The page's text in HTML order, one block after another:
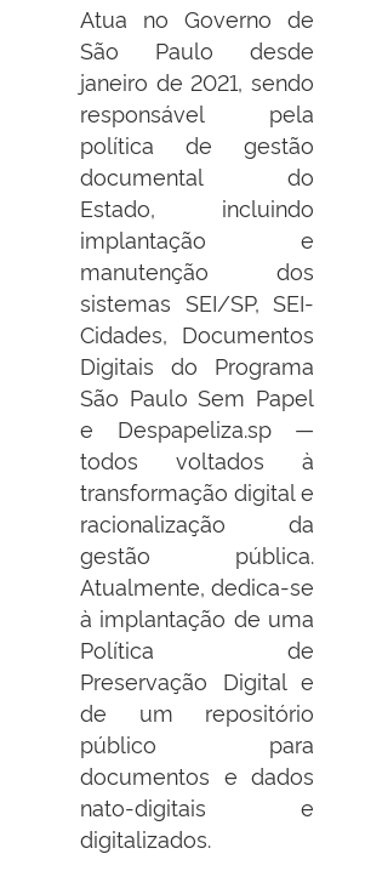
Atua no Governo de
São Paulo desde
janeiro de 2021, sendo
responsável pela
política de gestão
documental do
Estado, incluindo
implantação e
manutenção dos
sistemas SEI/SP, SEI-
Cidades, Documentos
Digitais do Programa
São Paulo Sem Papel
e Despapeliza.sp —
todos voltados à
transformação digital e
racionalização da
gestão pública.
Atualmente, dedica-se
à implantação de uma
Política de
Preservação Digital e
de um repositório
público para
documentos e dados
nato-digitais e
digitalizados.